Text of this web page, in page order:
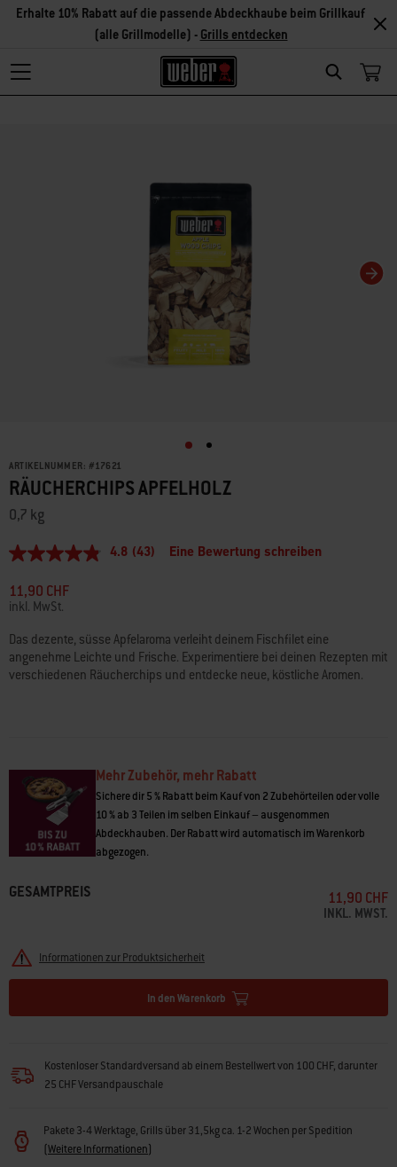
Search
Erhalte 10% Rabatt auf die passende Abdeckhaube beim Grillkauf
(alle Grillmodelle) - Grills entdecken
ARTIKELNUMMER: #17621
RÄUCHERCHIPS APFELHOLZ
0,7 kg
4.8
5
Sternen,
durchschnittlicher
Bewertungswert.
Read
43
Reviews.
4.8 (43) Eine Bewertung schreiben
11,90 CHF
inkl. MwSt.
Das dezente, süsse Apfelaroma verleiht deinem Fischfilet eine
angenehme Leichte und Frische. Experimentiere bei deinen Rezepten mit
verschiedenen Räucherchips und entdecke neue, köstliche Aromen.
Mehr Zubehör, mehr Rabatt
Sichere dir 5 % Rabatt beim Kauf von 2 Zubehörteilen oder volle
10 % ab 3 Teilen im selben Einkauf – ausgenommen
Abdeckhauben. Der Rabatt wird automatisch im Warenkorb
abgezogen.
GESAMTPREIS 11,90 CHF
INKL. MWST.
Informationen zur Produktsicherheit
In den Warenkorb
Kostenloser Standardversand ab einem Bestellwert von 100 CHF, darunter
25 CHF Versandpauschale
Pakete 3-4 Werktage, Grills über 31,5kg ca. 1-2 Wochen per Spedition
(Weitere Informationen)